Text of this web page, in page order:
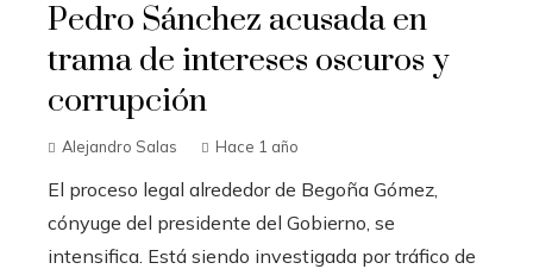
Pedro Sánchez acusada en
trama de intereses oscuros y
corrupción
Alejandro Salas Hace 1 año
El proceso legal alrededor de Begoña Gómez,
cónyuge del presidente del Gobierno, se
intensifica. Está siendo investigada por tráfico de